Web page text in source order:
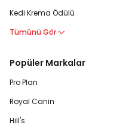
Kedi Krema Ödülü
Tümünü Gör
Popüler Markalar
Pro Plan
Royal Canin
Hill's